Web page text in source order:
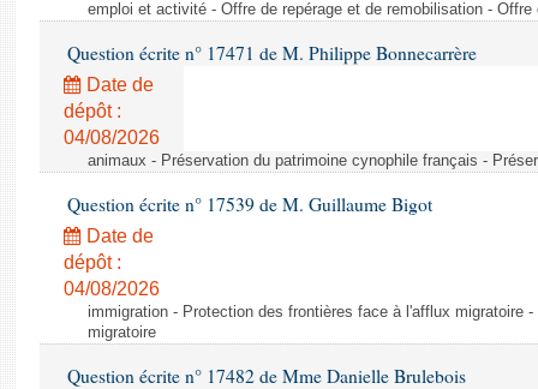
emploi et activité - Offre de repérage et de remobilisation -
Question écrite n° 17471 de M. Philippe Bonnecarrère
Date de
dépôt :
04/08/2026
animaux - Préservation du patrimoine cynophile français -
Question écrite n° 17539 de M. Guillaume Bigot
Date de
dépôt :
04/08/2026
immigration - Protection des frontières face à l'afflux migratoire
migratoire
Question écrite n° 17482 de Mme Danielle Brulebois